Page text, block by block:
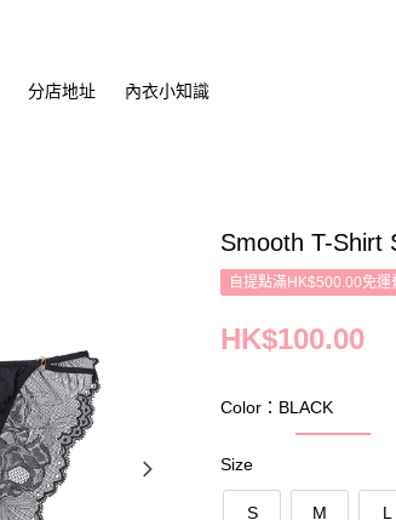
分店地址 內衣小知識
Smooth T-Shirt
自提點滿HK$500.00免運
HK$100.00
Color：BLACK
Size
S M L